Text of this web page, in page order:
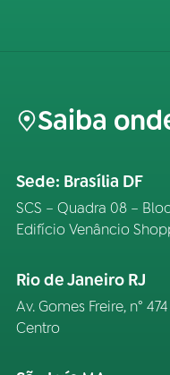
Saiba
Sede: Brasília DF
SCS – Quadra 08 –
Edifício Venâncio
Rio de Janeiro RJ
Av. Gomes Freire, n° 474
Centro